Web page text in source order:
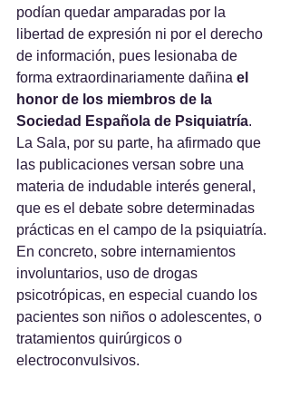
podían quedar amparadas por la
libertad de expresión ni por el derecho
de información, pues lesionaba de
forma extraordinariamente dañina el
honor de los miembros de la
Sociedad Española de Psiquiatría.
La Sala, por su parte, ha afirmado que
las publicaciones versan sobre una
materia de indudable interés general,
que es el debate sobre determinadas
prácticas en el campo de la psiquiatría.
En concreto, sobre internamientos
involuntarios, uso de drogas
psicotrópicas, en especial cuando los
pacientes son niños o adolescentes, o
tratamientos quirúrgicos o
electroconvulsivos.